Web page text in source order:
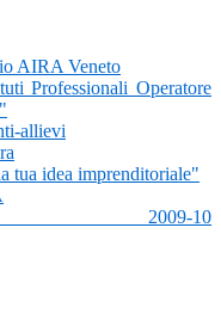
AIRA Veneto
Professionali Operatore
allievi
tua idea imprenditoriale"
10